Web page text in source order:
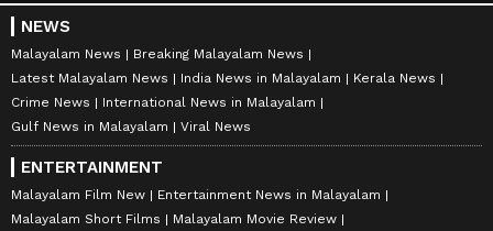
NEWS
Malayalam News
Breaking Malayalam News
Latest Malayalam News
India News in Malayalam
Kerala News
Crime News
International News in Malayalam
Gulf News in Malayalam
Viral News
ENTERTAINMENT
Malayalam Film New
Entertainment News in Malayalam
Malayalam Short Films
Malayalam Movie Review